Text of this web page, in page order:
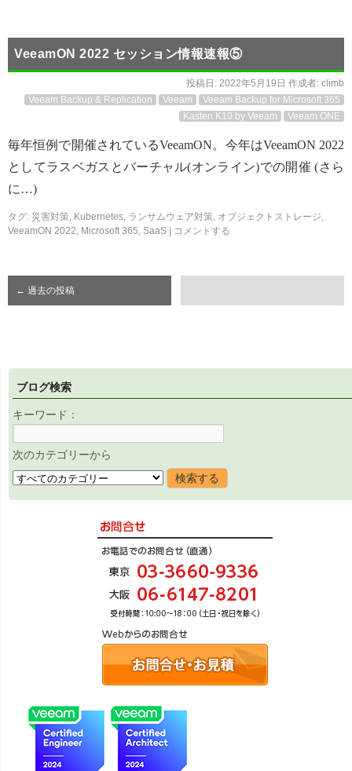
VeeamON 2022 セッション情報速報⑤
投稿日: 2022年5月19日 作成者: climb
Veeam Backup & Replication
Veeam
Veeam Backup for Microsoft 365
Kasten K10 by Veeam
Veeam ONE
毎年恒例で開催されているVeeamON。今年はVeeamON 2022
としてラスベガスとバーチャル(オンライン)での開催 (さら
に…)
タグ: 災害対策, Kubernetes, ランサムウェア対策, オブジェクトストレージ,
VeeamON 2022, Microsoft 365, SaaS コメントする
← 過去の投稿
ブログ検索
キーワード：
次のカテゴリーから